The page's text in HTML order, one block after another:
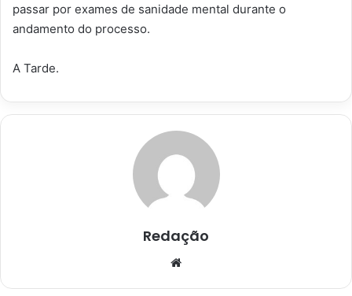
passar por exames de sanidade mental durante o
andamento do processo.
A Tarde.
Redação